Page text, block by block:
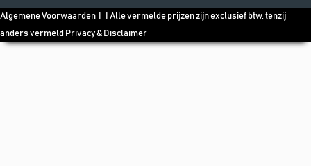
Algemene Voorwaarden | | Alle vermelde prijzen zijn exclusief btw, tenzij
anders vermeld Privacy & Disclaimer